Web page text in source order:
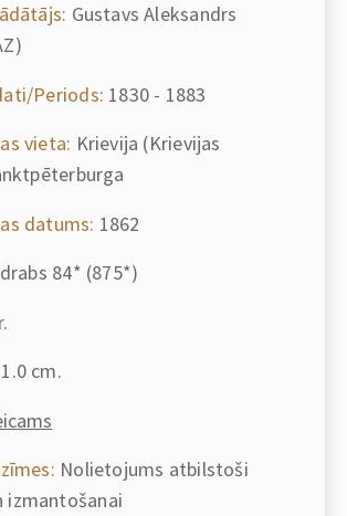
Gustavs Aleksandrs
Periods: 1830 - 1883
vieta: Krievija (Krievijas
datums: 1862
84* (875*)
cm.
Nolietojums atbilstoši
izmantošanai